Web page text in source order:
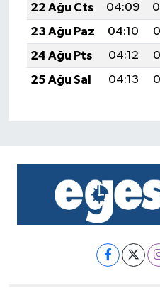
22 Ağu Cts
04:09
23 Ağu Paz
04:10
24 Ağu Pts
04:12
25 Ağu Sal
04:13